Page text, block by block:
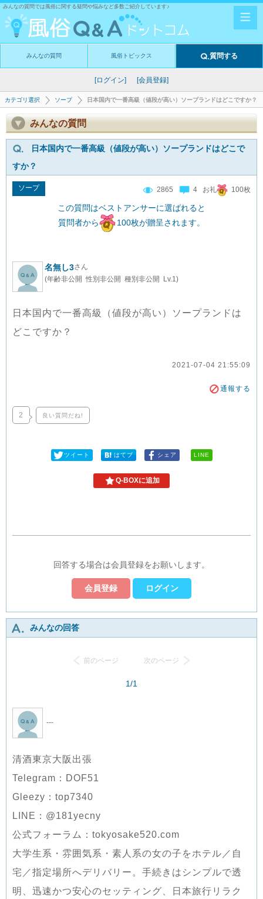
みんなの質問では風俗に関する疑問や悩みなど多数ご紹介しています♪
みんなの質問 風俗トピックス 質問する
[ログイン] [会員登録]
カテゴリ選択 ソープ 日本国内で一番高級（値段が高い）ソープランドはどこですか？
みんなの質問
日本国内で一番高級（値段が高い）ソープランドはどこで
すか？
ソープ 2865 4 お礼 100枚
この質問はベストアンサーに選ばれると
質問者から
100枚が贈呈されます。
名無し3さん
(年齢非公開 性別非公開 種別非公開 Lv.1)
日本国内で一番高級（値段が高い）ソープランドは
どこですか？
2021-07-04 21:55:09
通報する
2 良い質問だね!
ツイート はてブ シェア LINE
Q-BOXに追加
回答する場合は会員登録をお願いします。
会員登録 ログイン
みんなの回答
前のページ 次のページ
1/1
---
清酒東京大阪出張
Telegram：DOF51
Gleezy：top7340
LINE：@181yecny
公式フォーラム：tokyosake520.com
大学生系・雰囲気系・素人系の女の子をホテル／自
宅／指定場所へデリバリー。手続きはシンプルで透
明、迅速かつ安心のセッティング、日本旅行リラク